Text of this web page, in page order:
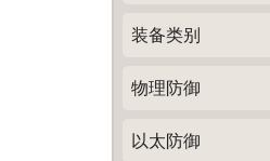
装备类别
物理防御
以太防御